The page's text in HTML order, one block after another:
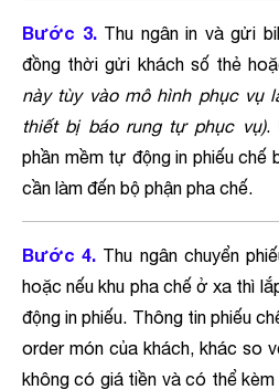
Bước 3. Thu ngân in và gửi
đồng thời gửi khách số thẻ
này tùy vào mô hình phục vụ
thiết bị báo rung tự phục vụ).
phần mềm tự động in phiếu chế
cần làm đến bộ phận pha chế.
Bước 4. Thu ngân chuyển
hoặc nếu khu pha chế ở xa thì
động in phiếu. Thông tin phiếu
order món của khách, khác so
không có giá tiền và có thể